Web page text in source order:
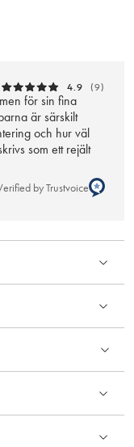
Finns även i
4.9 (9)
för sin fina
är särskilt
och hur väl
som ett rejält
by Trustvoice